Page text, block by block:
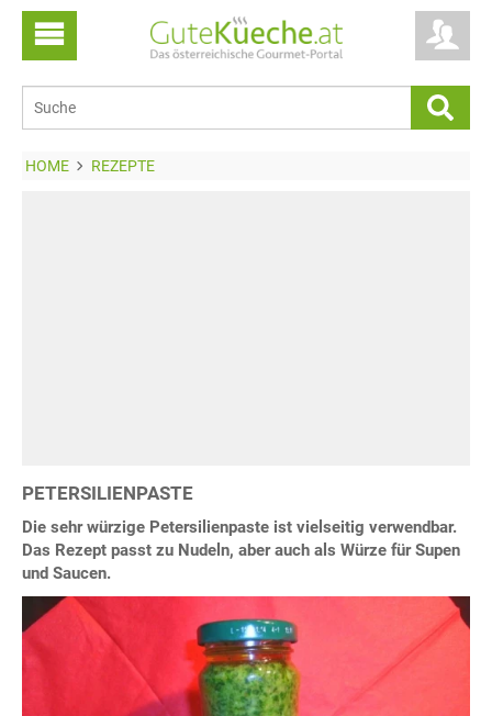
HOME REZEPTE
PETERSILIENPASTE
Die sehr würzige Petersilienpaste ist vielseitig verwendbar.
Das Rezept passt zu Nudeln, aber auch als Würze für Supen
und Saucen.